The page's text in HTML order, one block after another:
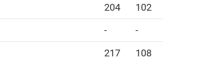
204
102
-
-
217 108